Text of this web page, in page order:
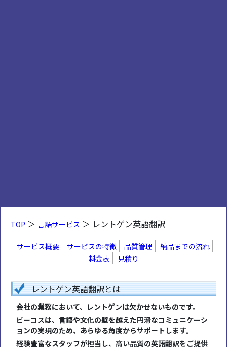
TOP ＞ 言語サービス ＞ レントゲン英語翻訳
サービス概要 サービスの特徴 品質管理
納品までの流れ
料金表
見積り
レントゲン英語翻訳とは
会社の業務において、レントゲンは欠かせないものです。
ビーコスは、言語や文化の壁を越えた円滑なコミュニケーシ
ョンの実現のため、あらゆる角度からサポートします。
経験豊富なスタッフが担当し、高い品質の英語翻訳をご提供